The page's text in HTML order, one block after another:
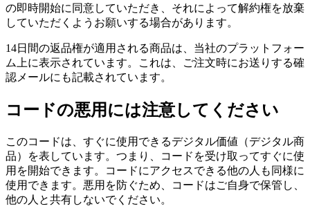
の即時開始に同意していただき、それによって解約権を放棄
していただくようお願いする場合があります。
14日間の返品権が適用される商品は、当社のプラットフォー
ム上に表示されています。これは、ご注文時にお送りする確
認メールにも記載されています。
コードの悪用には注意してください
このコードは、すぐに使用できるデジタル価値（デジタル商
品）を表しています。つまり、コードを受け取ってすぐに使
用を開始できます。コードにアクセスできる他の人も同様に
使用できます。悪用を防ぐため、コードはご自身で保管し、
他の人と共有しないでください。